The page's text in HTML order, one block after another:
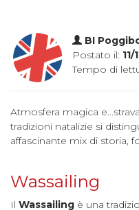
BI
Postato il: 11/
Tempo di
Atmosfera magica
tradizioni natalizie si
affascinante mix di storia,
Wassailing
Il Wassailing è una